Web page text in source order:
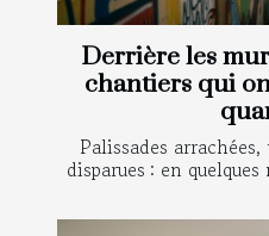
Derrière les
chantiers qui
Palissades
disparues : en